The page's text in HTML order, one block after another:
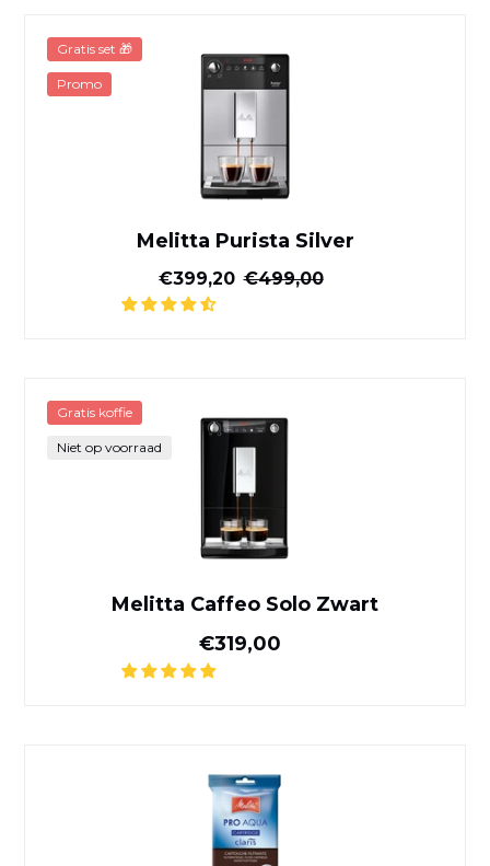
Melitta Purista Silver
Gereduceerde prijs
€399,20 Normale prijs
€499,00
Gratis set 🎁
Promo
Melitta Caffeo Solo Zwart
Normale prijs
€319,00
Gratis koffie
Niet op voorraad